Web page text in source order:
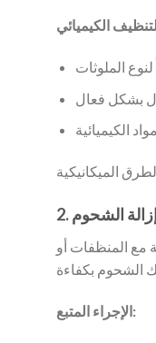
2. إزالة الشحوم
مع المنظفات أو
الإجراء المتبع: